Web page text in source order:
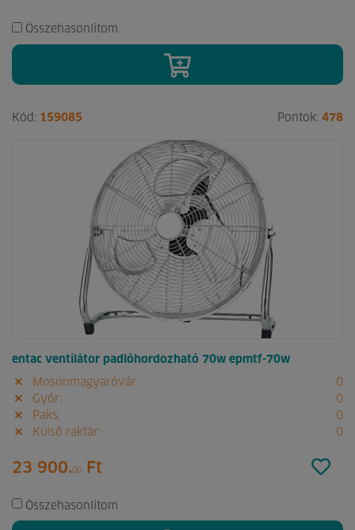
Összehasonlítom
Kód: 159085 Pontok: 478
entac ventilátor padlóhordozható 70w epmtf-70w
Mosonmagyaróvár:
0
Győr:
0
Paks:
0
Külső raktár:
0
23 900.00 Ft
Összehasonlítom